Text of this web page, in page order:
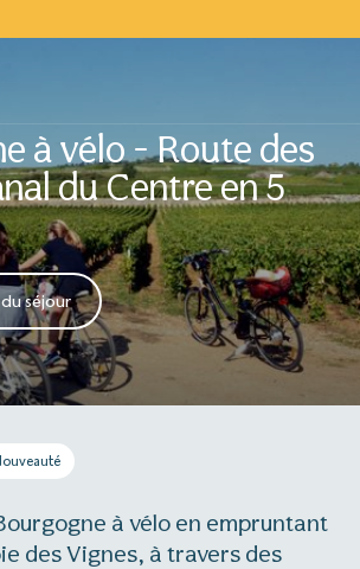
à vélo - Route des
du Centre en 5
séjour
à vélo en empruntant
des Vignes, à travers des